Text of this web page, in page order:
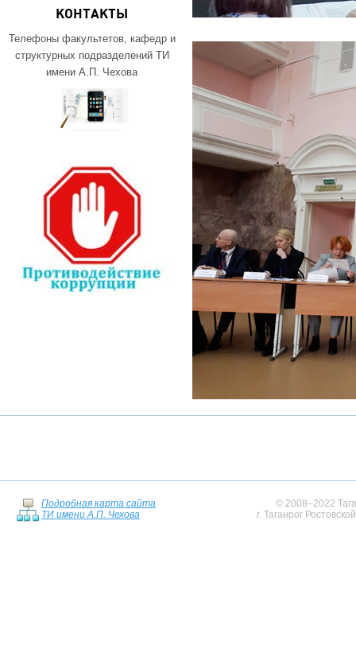
КОНТАКТЫ
Телефоны факультетов, кафедр и
структурных подразделений ТИ
имени А.П. Чехова
Подробная карта сайта
ТИ имени А.П. Чехова
© 2008–2022
г. Таганрог